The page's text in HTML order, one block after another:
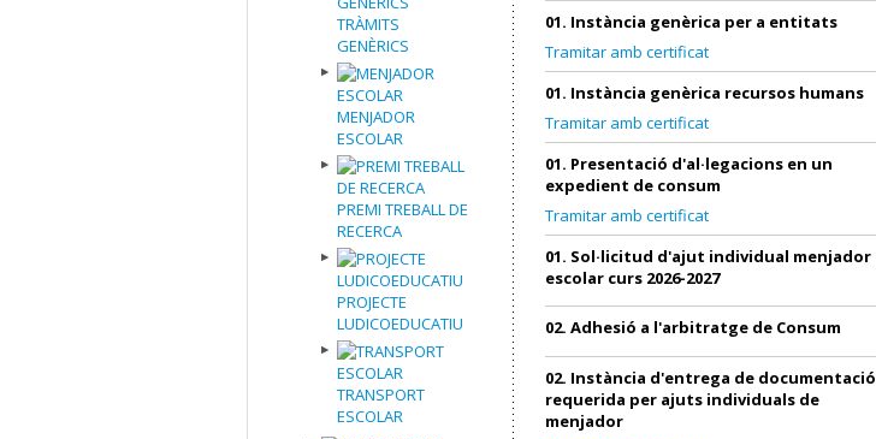
TRÀMITS
GENÈRICS
MENJADOR
ESCOLAR
PREMI TREBALL DE
RECERCA
PROJECTE
LUDICOEDUCATIU
TRANSPORT
ESCOLAR
01. Instància genèrica per a entitats
Tramitar amb certificat
01. Instància genèrica recursos humans
Tramitar amb certificat
01. Presentació d'al·legacions en un
expedient de consum
Tramitar amb certificat
01. Sol·licitud d'ajut individual menjador
escolar curs 2026-2027
02. Adhesió a l'arbitratge de Consum
02. Instància d'entrega de documentació
requerida per ajuts individuals de
menjador